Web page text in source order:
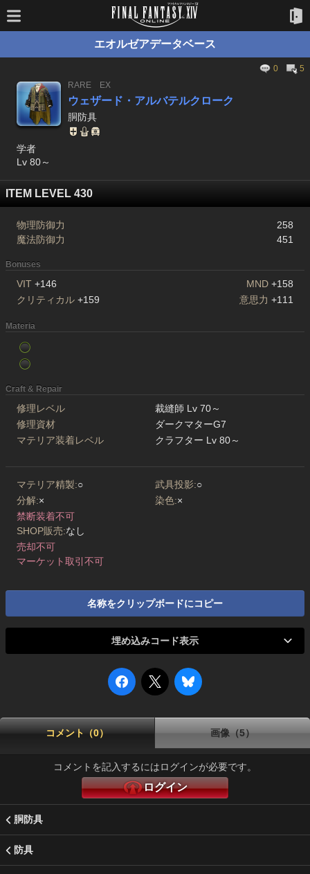
エオルゼアデータベース
0
5
RARE
EX
ウェザード・アルバテルクローク
胴防具
学者
Lv 80～
ITEM LEVEL 430
物理防御力
258
魔法防御力
451
Bonuses
VIT +146 MND +158
クリティカル +159 意思力 +111
Materia
Craft & Repair
修理レベル
裁縫師 Lv 70～
修理資材
ダークマターG7
マテリア装着レベル
クラフター Lv 80～
マテリア精製:○ 武具投影:○
分解:× 染色:×
禁断装着不可
SHOP販売:なし
売却不可
マーケット取引不可
名称をクリップボードにコピー
埋め込みコード表示
コメント（0） 画像（5）
コメントを記入するにはログインが必要です。
ログイン
胴防具
防具